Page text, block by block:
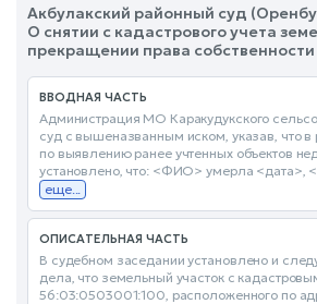
Акбулакский районный суд
О снятии с кадастрового учета
прекращении права собственности
ВВОДНАЯ ЧАСТЬ
Администрация МО Каракудукского
суд с вышеназванным иском, указав, что в
по выявлению ранее учтенных объектов
установлено, что: <ФИО> умерла
еще...
ОПИСАТЕЛЬНАЯ ЧАСТЬ
В судебном заседании установлено и
дела, что земельный участок с
56:03:0503001:100, расположенного по